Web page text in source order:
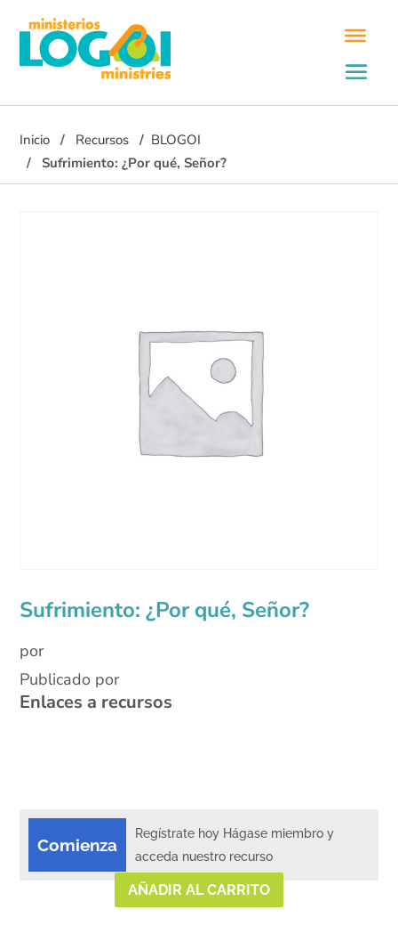
Inicio Recursos
BLOGOI
Sufrimiento: ¿Por qué, Señor?
Sufrimiento: ¿Por qué, Señor?
por
Publicado por
Enlaces a recursos
Comienza
Regístrate hoy Hágase miembro y
acceda nuestro recurso
AÑADIR AL CARRITO